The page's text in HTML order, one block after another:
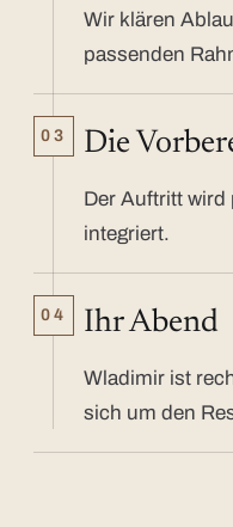
Wir klären
passenden
03 Die
Der Auftritt wird
integriert.
04 Ihr Abend
Wladimir ist
sich um den